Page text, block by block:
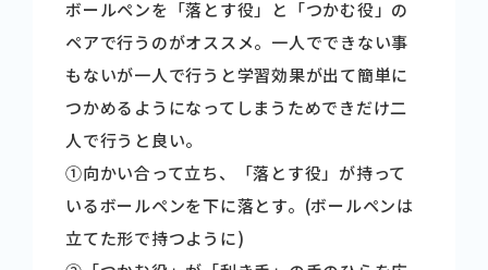
ボールペンを「落とす役」と「つかむ役」の
ペアで行うのがオススメ。一人でできない事
もないが一人で行うと学習効果が出て簡単に
つかめるようになってしまうためできだけ二
人で行うと良い。
➀向かい合って立ち、「落とす役」が持って
いるボールペンを下に落とす。(ボールペンは
立てた形で持つように)